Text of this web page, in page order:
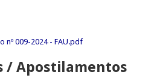
nº 009-2024 - FAU.pdf
/ Apostilamentos